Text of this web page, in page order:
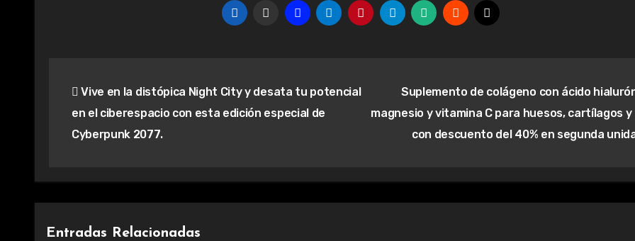
de
entradas
Vive en la distópica Night City y desata tu potencial
en el ciberespacio con esta edición especial de
Cyberpunk 2077.
Suplemento de colágeno con ácido
magnesio y vitamina C para huesos, cartílagos y
con descuento del 40% en segunda
Entradas Relacionadas